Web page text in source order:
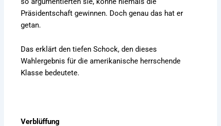
Präsidentschaft gewinnen. Doch genau das hat er
getan.
Das erklärt den tiefen Schock, den dieses
Wahlergebnis für die amerikanische herrschende
Klasse bedeutete.
Verblüffung